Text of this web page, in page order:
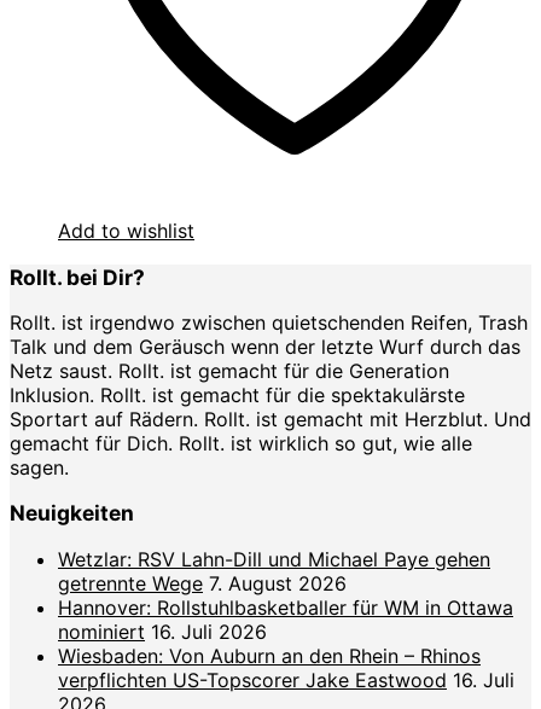
Add to wishlist
Rollt. bei Dir?
Rollt. ist irgendwo zwischen quietschenden Reifen, Trash
Talk und dem Geräusch wenn der letzte Wurf durch das
Netz saust. Rollt. ist gemacht für die Generation
Inklusion. Rollt. ist gemacht für die spektakulärste
Sportart auf Rädern. Rollt. ist gemacht mit Herzblut. Und
gemacht für Dich. Rollt. ist wirklich so gut, wie alle
sagen.
Neuigkeiten
Wetzlar: RSV Lahn-Dill und Michael Paye gehen
getrennte Wege 7. August 2026
Hannover: Rollstuhlbasketballer für WM in Ottawa
nominiert 16. Juli 2026
Wiesbaden: Von Auburn an den Rhein – Rhinos
verpflichten US-Topscorer Jake Eastwood 16. Juli
2026